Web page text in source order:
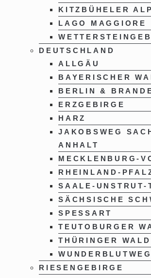
KITZBÜHELER
LAGO MAGGIORE
DEUTSCHLAND
ALLGÄU
BAYERISCHER
BERLIN &
ERZGEBIRGE
HARZ
JAKOBSWEG
ANHALT
MECKLENBURG-
RHEINLAND-
SAALE-UNSTRUT-
SÄCHSISCHE
SPESSART
TEUTOBURGER
THÜRINGER WALD
WUNDERBLUTWEG
RIESENGEBIRGE